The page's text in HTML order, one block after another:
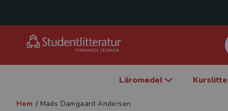
Läromedel
Hem / Mads Damgaard Andersen